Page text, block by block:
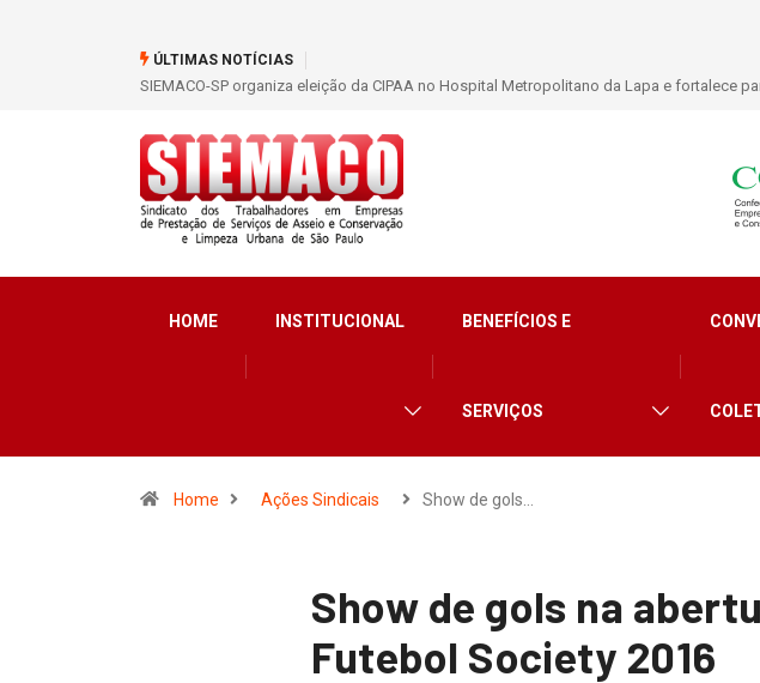
ÚLTIMAS NOTÍCIAS
SIEMACO-SP organiza eleição da CIPAA no Hospital Metropolitano da Lapa e fortalece
HOME INSTITUCIONAL BENEFÍCIOS E
SERVIÇOS
Home Ações Sindicais Show de gols…
Show de gols na
Futebol Society 2016